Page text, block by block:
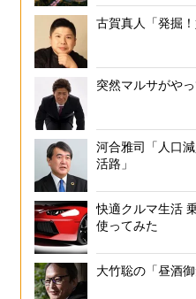
古賀真人「発掘！
突然マルサがやっ
河合雅司「人口
活路」
快適クルマ生活
使ってみた
大竹聡の「昼酒御